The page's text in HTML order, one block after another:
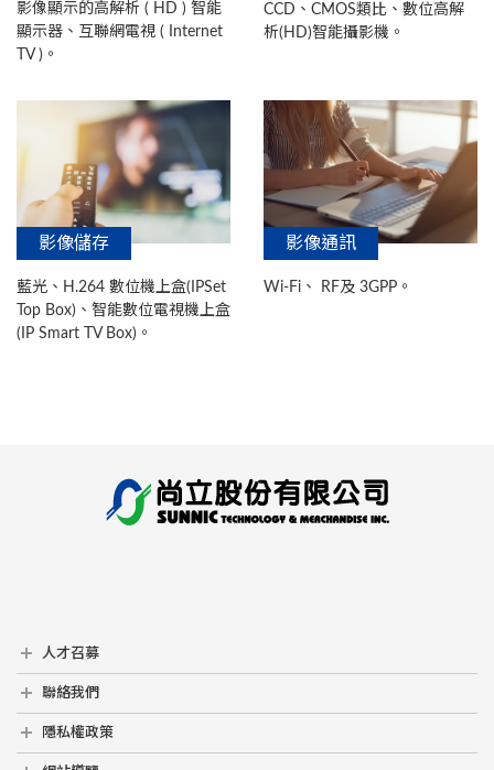
影像顯示的高解析 ( HD ) 智能
顯示器、互聯網電視 ( Internet
TV )。
CCD、CMOS類比、數位高解
析(HD)智能攝影機。
影像儲存
藍光、H.264 數位機上盒(IPSet
Top Box)、智能數位電視機上盒
(IP Smart TV Box)。
影像通訊
Wi-Fi、 RF及 3GPP。
人才召募
人才召募
聯絡我們
聯絡我們
隱私權政策
隱私權政策